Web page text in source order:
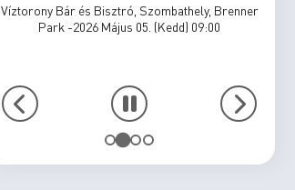
Víztorony Bár és Bisztró, Szombathely, Brenner
Park -2026 Május 05. (Kedd) 09:00